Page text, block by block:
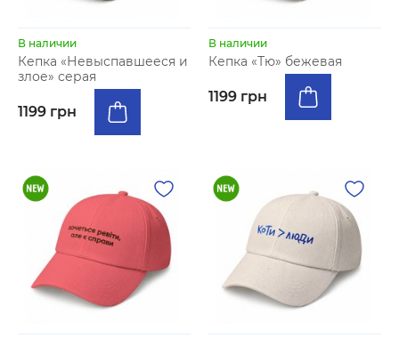
В наличии
Кепка «Невыспавшееся и
злое» серая
1199 грн
В наличии
Кепка «Тю» бежевая
1199 грн